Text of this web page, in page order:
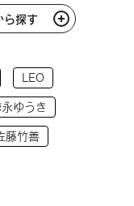
ら探す
LEO
ゆうき
藤竹善